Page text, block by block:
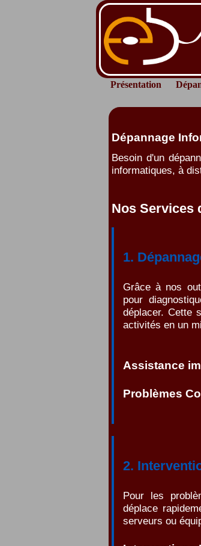
Présentation
Dépannage
Besoin d'un
informatiques, à
Nos Services
1.
Grâce à nos
pour
déplacer. Cette
activités en un
Assistance
Problèmes
2.
Pour les
déplace
serveurs ou